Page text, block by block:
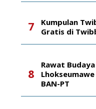
Kumpulan
Gratis di
Rawat
BAN-PT